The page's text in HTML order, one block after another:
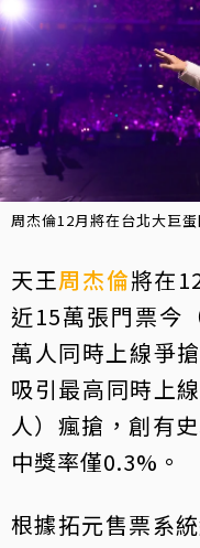
周杰倫12月將在台北大巨
天王周杰倫將在
近15萬張門票今
萬人同時上線爭
吸引最高同時上
人）瘋搶，創有
中獎率僅0.3%。
根據拓元售票系